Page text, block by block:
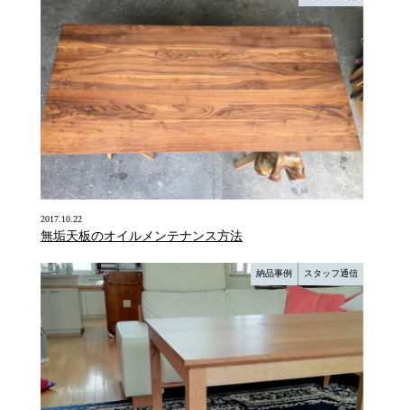
2017.10.22
無垢天板のオイルメンテナンス方法
納品事例 スタッフ通信